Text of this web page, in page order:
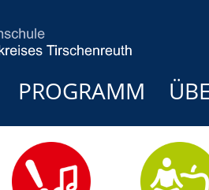
PROGRAMM